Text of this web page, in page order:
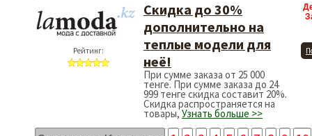
Рейтинг:
Скидка до 30%
дополнительно на
теплые модели для
неё!
При сумме заказа от 25 000
тенге. При сумме заказа до 24
999 тенге скидка составит 20%.
Скидка распространяется на
товары,Узнать больше >>